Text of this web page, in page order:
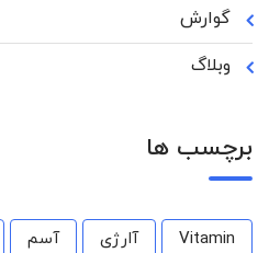
گوارش
وبلاگ
برچسب ها
Vitamin آارژی آسم